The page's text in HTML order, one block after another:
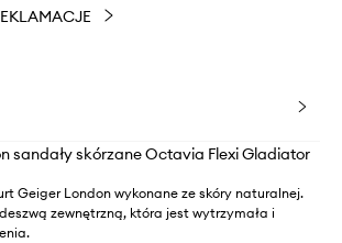
sandały skórzane Octavia Flexi Gladiator
Geiger London wykonane ze skóry naturalnej.
zewnętrzną, która jest wytrzymała i